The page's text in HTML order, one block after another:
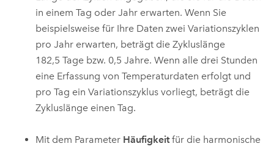
in einem Tag oder Jahr erwarten. Wenn Sie
beispielsweise für Ihre Daten zwei Variationszyklen
pro Jahr erwarten, beträgt die Zykluslänge
182,5 Tage bzw. 0,5 Jahre. Wenn alle drei Stunden
eine Erfassung von Temperaturdaten erfolgt und
pro Tag ein Variationszyklus vorliegt, beträgt die
Zykluslänge einen Tag.
Mit dem Parameter Häufigkeitfür die harmonische